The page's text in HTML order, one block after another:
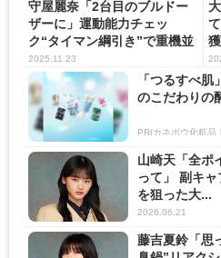
守屋麗奈「2台目のブルドー
ザーに」運動能力チェッ
ク“タイマン綱引き”で重機並
みの...
2025.11.23
「つるすべ
のこだわりの
PR(カネボウ化粧品
山崎天「全ポ
って」 副キ
を狙った大...
2026.06.21
藤吉夏鈴「思